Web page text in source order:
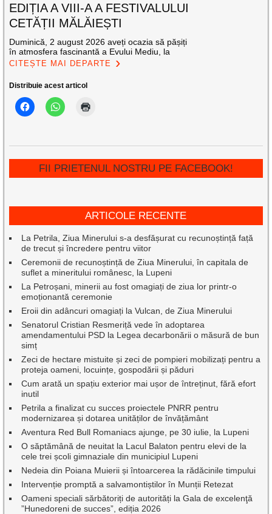
EDIȚIA A VIII-A A FESTIVALULUI
CETĂȚII MĂLĂIEȘTI
Duminică, 2 august 2026 aveți ocazia să pășiți
în atmosfera fascinantă a Evului Mediu, la
CITEȘTE MAI DEPARTE
Distribuie acest articol
FII PRIETENUL NOSTRU PE FACEBOOK!
ARTICOLE RECENTE
La Petrila, Ziua Minerului s-a desfășurat cu recunoștință față
de trecut și încredere pentru viitor
Ceremonii de recunoștință de Ziua Minerului, în capitala de
suflet a mineritului românesc, la Lupeni
La Petroșani, minerii au fost omagiați de ziua lor printr-o
emoționantă ceremonie
Eroii din adâncuri omagiați la Vulcan, de Ziua Minerului
Senatorul Cristian Resmeriță vede în adoptarea
amendamentului PSD la Legea decarbonării o măsură de bun
simț
Zeci de hectare mistuite și zeci de pompieri mobilizați pentru a
proteja oameni, locuințe, gospodării și păduri
Cum arată un spațiu exterior mai ușor de întreținut, fără efort
inutil
Petrila a finalizat cu succes proiectele PNRR pentru
modernizarea și dotarea unităților de învățământ
Aventura Red Bull Romaniacs ajunge, pe 30 iulie, la Lupeni
O săptămână de neuitat la Lacul Balaton pentru elevi de la
cele trei școli gimnaziale din municipiul Lupeni
Nedeia din Poiana Muierii și întoarcerea la rădăcinile timpului
Intervenție promptă a salvamontiștilor în Munții Retezat
Oameni speciali sărbătoriți de autorități la Gala de excelenţă
”Hunedoreni de succes”, ediția 2026